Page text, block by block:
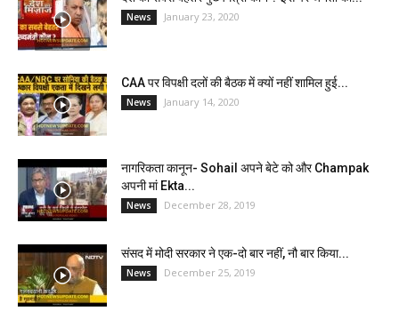
News January 23, 2020
CAA पर विपक्षी दलों की बैठक में क्यों नहीं शामिल हुई...
News January 14, 2020
नागरिकता कानून- Sohail अपने बेटे को और Champak
अपनी मां Ekta...
News December 28, 2019
संसद में मोदी सरकार ने एक-दो बार नहीं, नौ बार किया...
News December 25, 2019